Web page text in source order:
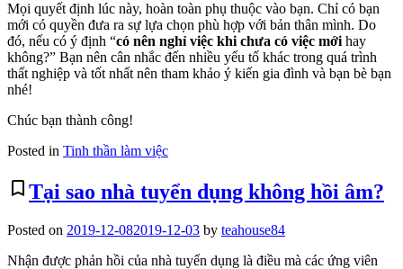
Mọi quyết định lúc này, hoàn toàn phụ thuộc vào bạn. Chỉ có bạn
mới có quyền đưa ra sự lựa chọn phù hợp với bản thân mình. Do
đó, nếu có ý định “có nên nghỉ việc khi chưa có việc mớihay
không?” Bạn nên cân nhắc đến nhiều yếu tố khác trong quá trình
thất nghiệp và tốt nhất nên tham khảo ý kiến gia đình và bạn bè bạn
nhé!
Chúc bạn thành công!
Posted in Tinh thần làm việc
bookmark_border Tại sao nhà tuyển dụng không hồi âm?
Posted on 2019-12-082019-12-03 by teahouse84
Nhận được phản hồi của nhà tuyển dụng là điều mà các ứng viên